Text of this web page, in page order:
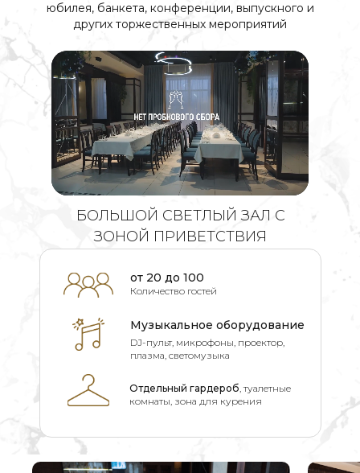
БОЛЬШОЙ СВЕТЛЫЙ ЗАЛ С
ЗОНОЙ ПРИВЕТСТВИЯ
от 20 до 100
Количество гостей
DJ-пульт, микрофоны, проектор,
плазма, светомузыка
Музыкальное оборудование
Отдельный гардероб, туалетные
комнаты, зона для курения
юбилея, банкета, конференции, выпускного и
других торжественных мероприятий